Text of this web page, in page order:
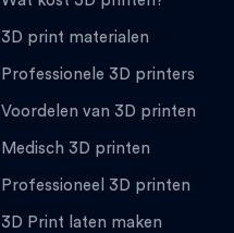
3D print materialen
Professionele 3D printers
Voordelen van 3D printen
Medisch 3D printen
Professioneel 3D printen
3D Print laten maken